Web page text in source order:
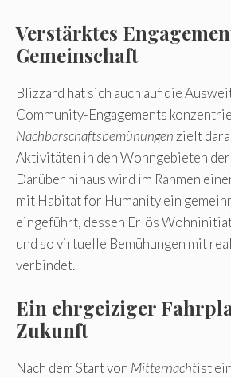
Verstärktes
Gemeinschaft
Blizzard hat sich auch auf die
Community-Engagements
Nachbarschaftsbemühungenzielt
Aktivitäten in den Wohngebieten
Darüber hinaus wird im Rahmen
mit Habitat for Humanity ein
eingeführt, dessen Erlös
und so virtuelle Bemühungen mit
verbindet.
Ein ehrgeiziger
Zukunft
Nach dem Start von Mitternachtist